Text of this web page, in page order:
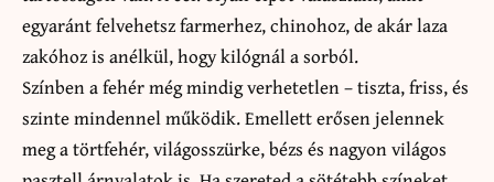
egyaránt felvehetsz farmerhez, chinohoz, de akár laza
zakóhoz is anélkül, hogy kilógnál a sorból.
Színben a fehér még mindig verhetetlen – tiszta, friss, és
szinte mindennel működik. Emellett erősen jelennek
meg a törtfehér, világosszürke, bézs és nagyon világos